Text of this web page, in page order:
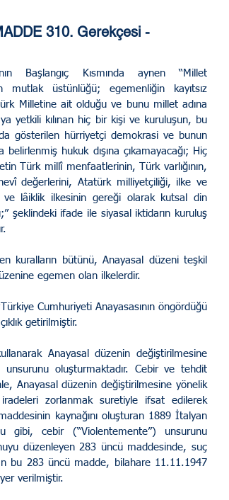
310. Gerekçesi -
Başlangıç Kısmında aynen “Millet
mutlak üstünlüğü; egemenliğin kayıtsız
Milletine ait olduğu ve bunu millet adına
yetkili kılınan hiç bir kişi ve kuruluşun, bu
gösterilen hürriyetçi demokrasi ve bunun
belirlenmiş hukuk dışına çıkamayacağı; Hiç
Türk millî menfaatlerinin, Türk varlığının,
değerlerini, Atatürk milliyetçiliği, ilke ve
ve lâiklik ilkesinin gereği olarak kutsal din
şeklindeki ifade ile siyasal iktidarın kuruluş
kuralların bütünü, Anayasal düzeni teşkil
egemen olan ilkelerdir.
Cumhuriyeti Anayasasının öngördüğü
getirilmiştir.
Anayasal düzenin değiştirilmesine
oluşturmaktadır. Cebir ve tehdit
Anayasal düzenin değiştirilmesine yönelik
zorlanmak suretiyle ifsat edilerek
kaynağını oluşturan 1889 İtalyan
gibi, cebir (“Violentemente”) unsurunu
düzenleyen 283 üncü maddesinde, suç
bu 283 üncü madde, bilahare 11.11.1947
verilmiştir.